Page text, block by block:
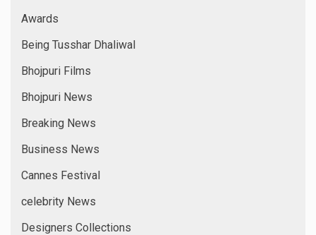
Awards
Being Tusshar Dhaliwal
Bhojpuri Films
Bhojpuri News
Breaking News
Business News
Cannes Festival
celebrity News
Designers Collections